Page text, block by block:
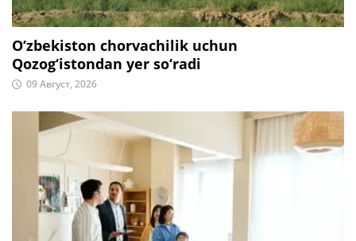
O‘zbekiston chorvachilik uchun
Qozog‘istondan yer so‘radi
09 Август, 2026